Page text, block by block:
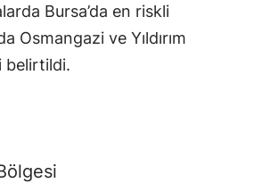
Bursa’da en riskli
Osmangazi ve Yıldırım
belirtildi.